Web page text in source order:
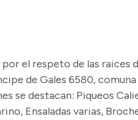
el respeto de las raices
de Gales 6580, comuna
se destacan: Piqueos
Ensaladas varias,